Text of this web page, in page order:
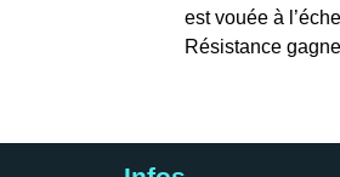
est vouée à
Résistance